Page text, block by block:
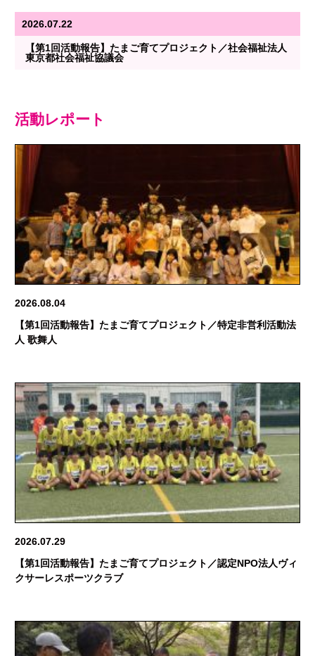
2026.07.22
【第1回活動報告】たまご育てプロジェクト／社会福祉法人
東京都社会福祉協議会
活動レポート
2026.08.04
【第1回活動報告】たまご育てプロジェクト／特定非営利活動法
人 歌舞人
2026.07.29
【第1回活動報告】たまご育てプロジェクト／認定NPO法人ヴィ
クサーレスポーツクラブ